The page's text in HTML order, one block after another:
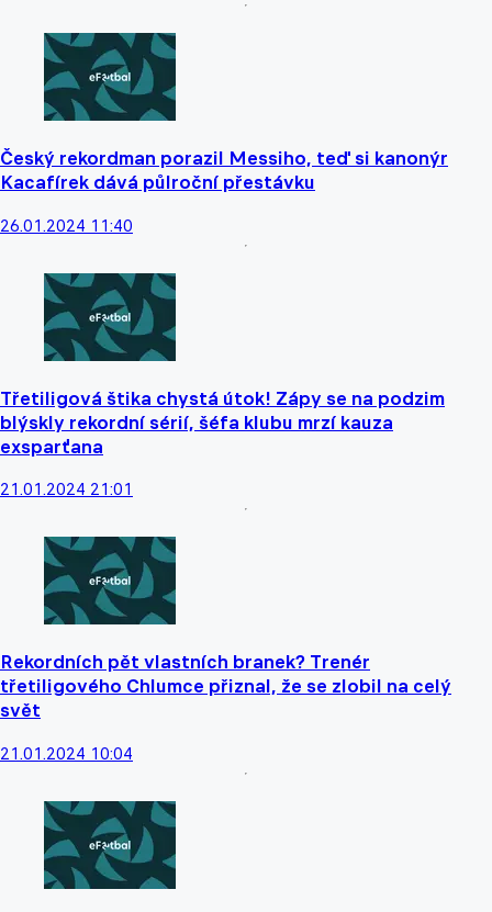
Český rekordman porazil Messiho, teď si kanonýr
Kacafírek dává půlroční přestávku
26.01.2024 11:40
Třetiligová štika chystá útok! Zápy se na podzim
blýskly rekordní sérií, šéfa klubu mrzí kauza
exsparťana
21.01.2024 21:01
Rekordních pět vlastních branek? Trenér
třetiligového Chlumce přiznal, že se zlobil na celý
svět
21.01.2024 10:04